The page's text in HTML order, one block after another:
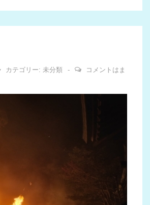
カテゴリー: 未分類
コメントはま